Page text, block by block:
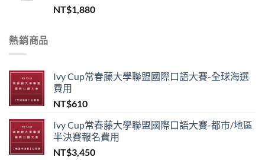
NT$1,880
熱銷商品
Ivy Cup常春藤大學聯盟國際口語大賽-全球海選
費用
NT$610
Ivy Cup常春藤大學聯盟國際口語大賽-都市/地區
半決賽報名費用
NT$3,450